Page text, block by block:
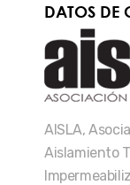
DATOS DE
AISLA,
Aislamiento